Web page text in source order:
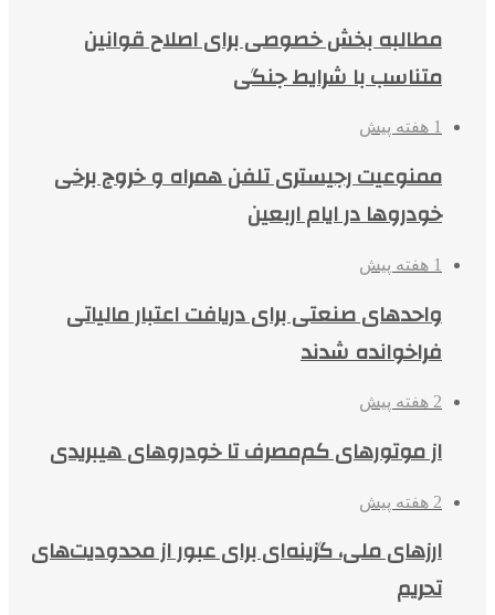
مطالبه بخش خصوصی برای اصلاح قوانین
متناسب با شرایط جنگی
1 هفته پیش
ممنوعیت رجیستری تلفن همراه و خروج برخی
خودروها در ایام اربعین
1 هفته پیش
واحدهای صنعتی برای دریافت اعتبار مالیاتی
فراخوانده شدند
2 هفته پیش
از موتورهای کم‌مصرف تا خودروهای هیبریدی
2 هفته پیش
ارزهای ملی، گزینه‌ای برای عبور از محدودیت‌های
تحریم